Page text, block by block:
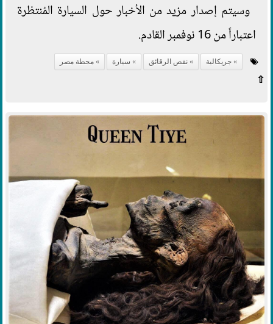
وسيتم إصدار مزيد من الأخبار حول السيارة المُنتظرة
اعتباراً من 16 نوفمبر القادم.
جريكالية نقص الرقائق سيارة محطة مصر
⇧